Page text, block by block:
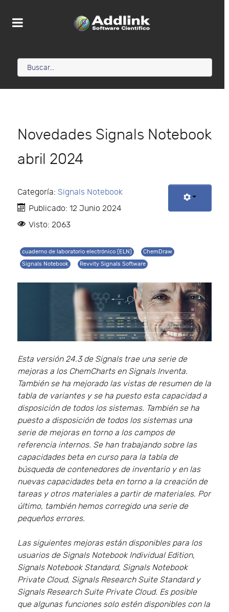
Novedades Signals Notebook
abril 2024
Categoría: Signals Notebook
Publicado: 12 Junio 2024
Visto: 2063
cuaderno de laboratorio electrónico (ELN)
ChemDraw
Signals Notebook
Revvity Signals Software
Esta versión 24.3 de Signals trae una serie de
mejoras a los ChemCharts en Signals Inventa.
También se ha mejorado las vistas de resumen de la
tabla de variantes y se ha puesto esta capacidad a
disposición de todos los sistemas. También se ha
puesto a disposición de todos los sistemas una
serie de mejoras en torno a los campos de
referencia internos. Se han trabajando sobre las
capacidades beta en curso para la tabla de
búsqueda de contenedores de inventario y en las
nuevas capacidades beta en torno a la creación de
tareas y otros materiales a partir de materiales. Por
último, también hemos corregido una serie de
pequeños errores.
Las siguientes mejoras están disponibles para los
usuarios de Signals Notebook Individual Edition,
Signals Notebook Standard, Signals Notebook
Private Cloud, Signals Research Suite Standard y
Signals Research Suite Private Cloud. Es posible
que algunas funciones solo estén disponibles con la